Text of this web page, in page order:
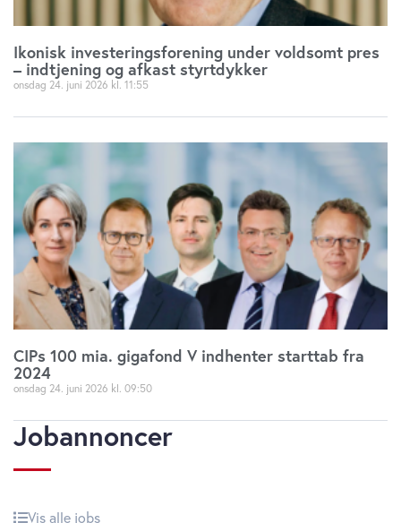
Ikonisk investeringsforening under voldsomt pres
– indtjening og afkast styrtdykker
onsdag 24. juni 2026 11:55
CIPs 100 mia. gigafond V indhenter starttab fra
2024
onsdag 24. juni 2026 09:50
Jobannoncer
Vis alle jobs